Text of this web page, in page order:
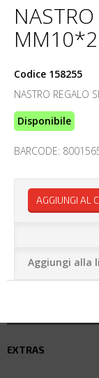
Codice 158255
NASTRO REGALO
Disponibile
BARCODE:
AGGIUNGI AL
Aggiungi alla
EXTRAS